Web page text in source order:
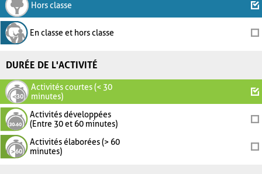
Hors classe
En classe et hors classe
DURÉE DE L'ACTIVITÉ
Activités courtes (< 30
minutes)
Activités développées
(Entre 30 et 60 minutes)
Activités élaborées (> 60
minutes)